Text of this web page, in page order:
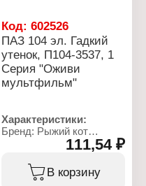
Код:602526
ПАЗ 104 эл. Гадкий
утенок, П104-3537, 1
Серия "Оживи
мультфильм"
Характеристики:
Бренд: Рыжий кот
Артикул: П104-3537
Коллекция: Оживи
мультфильм
Тип товара: Пазл
111,54 ₽
В корзину